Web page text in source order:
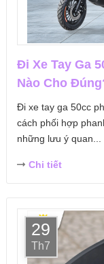
Đi Xe Tay Ga
Nào Cho
Đi xe tay ga 50cc
cách phối hợp
những lưu ý quan...
Chi tiết
29
Th7